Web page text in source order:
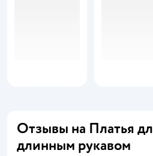
Отзывы на Платья
длинным рукавом